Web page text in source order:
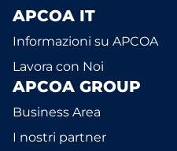
APCOA IT
Informazioni su APCOA
Lavora con Noi
APCOA GROUP
Business Area
I nostri partner